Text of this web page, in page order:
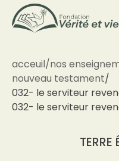
acceuil/nos
nouveau testament/
032- le serviteur
032- le serviteur
TERRE